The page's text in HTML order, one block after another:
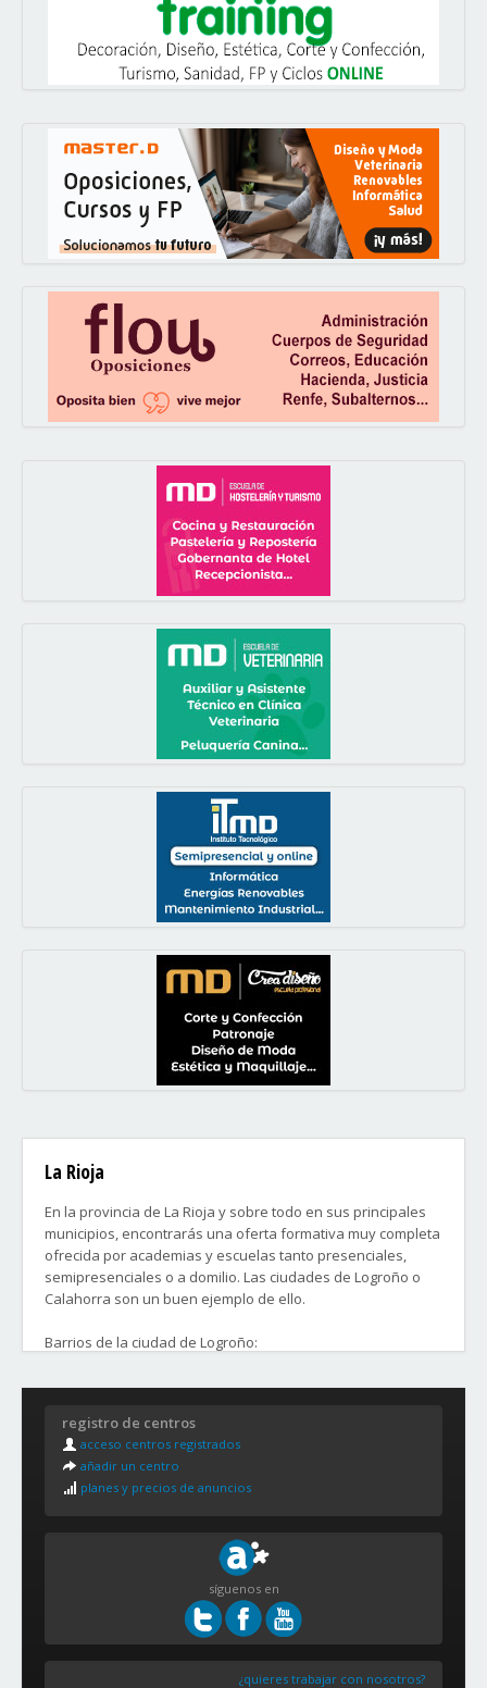
La Rioja
En la provincia de La Rioja y sobre todo en sus principales
municipios, encontrarás una oferta formativa muy completa
ofrecida por academias y escuelas tanto presenciales,
semipresenciales o a domilio. Las ciudades de Logroño o
Calahorra son un buen ejemplo de ello.
Barrios de la ciudad de Logroño:
- El Cortijo
- Yagüe
registro de centros
acceso centros registrados
añadir un centro
planes y precios de anuncios
síguenos en
¿quieres trabajar con nosotros?